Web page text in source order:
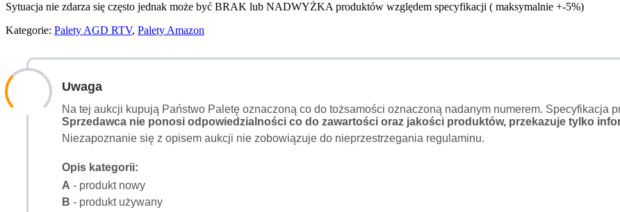
Sytuacja nie zdarza się często jednak może być BRAK lub NADWYŻKA produktów względem specyfikacji ( maksymalnie +-5%)
Kategorie: Palety AGD RTV, Palety Amazon
Uwaga
Na tej aukcji kupują Państwo Paletę oznaczoną co do tożsamości oznaczoną nadanym numerem. Specyfikacja
Sprzedawca nie ponosi odpowiedzialności co do zawartości oraz jakości produktów, przekazuje tylko
Niezapoznanie się z opisem aukcji nie zobowiązuje do nieprzestrzegania regulaminu.
Opis kategorii:
A - produkt nowy
B - produkt używany